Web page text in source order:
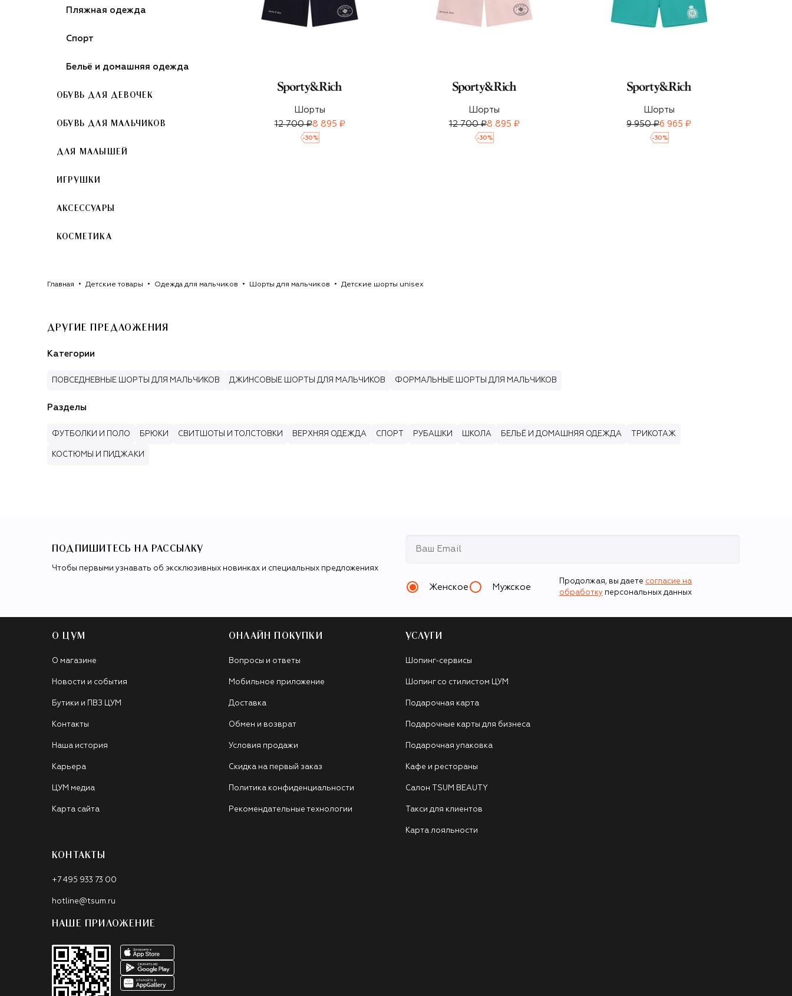
Пляжная одежда
Спорт
Бельё и домашняя одежда
ОБУВЬ ДЛЯ ДЕВОЧЕК
ОБУВЬ ДЛЯ МАЛЬЧИКОВ
ДЛЯ МАЛЫШЕЙ
ИГРУШКИ
АКСЕССУАРЫ
КОСМЕТИКА
Шорты
12 700 ₽8 895 ₽
-30 %
Шорты
12 700 ₽8 895 ₽
-30 %
Шорты
9 950 ₽6 965 ₽
-30 %
Главная Детские товары Одежда для мальчиков Шорты для мальчиков Детские шорты unisex
ДРУГИЕ ПРЕДЛОЖЕНИЯ
Категории
ПОВСЕДНЕВНЫЕ ШОРТЫ ДЛЯ МАЛЬЧИКОВ ДЖИНСОВЫЕ ШОРТЫ ДЛЯ МАЛЬЧИКОВ ФОРМАЛЬНЫЕ ШОРТЫ ДЛЯ МАЛЬЧИКОВ
Разделы
ФУТБОЛКИ И ПОЛО БРЮКИ СВИТШОТЫ И ТОЛСТОВКИ ВЕРХНЯЯ ОДЕЖДА СПОРТ РУБАШКИ ШКОЛА БЕЛЬЁ И ДОМАШНЯЯ ОДЕЖДА ТРИКОТАЖ
КОСТЮМЫ И ПИДЖАКИ
ПОДПИШИТЕСЬ НА РАССЫЛКУ
Чтобы первыми узнавать об эксклюзивных новинках и специальных предложениях
Женское Мужское
Продолжая, вы даете согласие на
обработку персональных данных
О ЦУМ
О магазине
Новости и события
Бутики и ПВЗ ЦУМ
Контакты
Наша история
Карьера
ЦУМ медиа
Карта сайта
ОНЛАЙН ПОКУПКИ
Вопросы и ответы
Мобильное приложение
Доставка
Обмен и возврат
Условия продажи
Скидка на первый заказ
Политика конфиденциальности
Рекомендательные технологии
УСЛУГИ
Шопинг-сервисы
Шопинг со стилистом ЦУМ
Подарочная карта
Подарочные карты для бизнеса
Подарочная упаковка
Кафе и рестораны
Салон TSUM BEAUTY
Такси для клиентов
Карта лояльности
КОНТАКТЫ
+7 495 933 73 00
hotline@tsum.ru
НАШЕ ПРИЛОЖЕНИЕ